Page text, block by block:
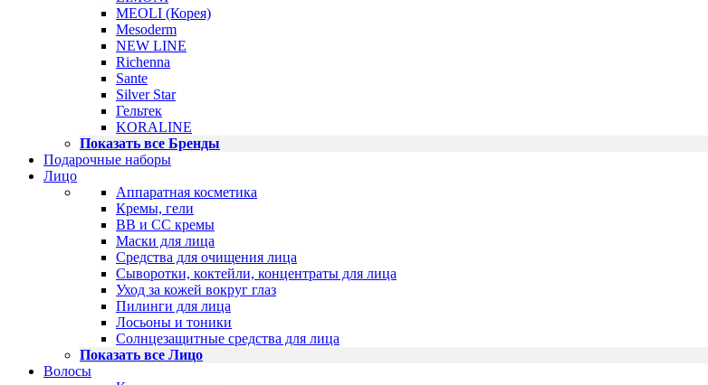
MEOLI (Корея)
Mesoderm
NEW LINE
Richenna
Sante
Silver Star
Гельтек
KORALINE
Показать все Бренды
Подарочные наборы
Лицо
Аппаратная косметика
Кремы, гели
BB и CC кремы
Маски для лица
Средства для очищения лица
Сыворотки, коктейли, концентраты для лица
Уход за кожей вокруг глаз
Пилинги для лица
Лосьоны и тоники
Солнцезащитные средства для лица
Показать все Лицо
Волосы